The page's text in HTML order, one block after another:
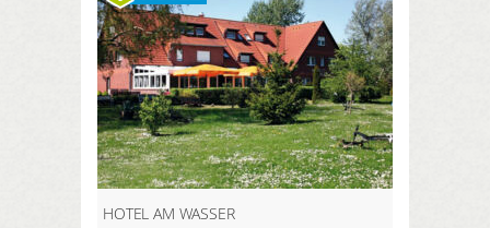
HOTEL AM WASSER